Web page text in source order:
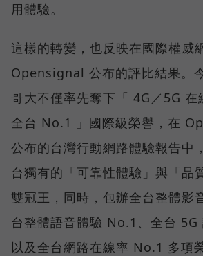
用體驗。
這樣的轉變，也反映在國際權威
Opensignal 公布的評比結果。
哥大不僅率先奪下「 4G／5G 在
全台 No.1 」國際級榮譽，在
公布的台灣行動網路體驗報告中
台獨有的「可靠性體驗」與「品
雙冠王，同時，包辦全台整體影
台整體語音體驗 No.1、全台 5G
以及全台網路在線率 No.1 多項榮